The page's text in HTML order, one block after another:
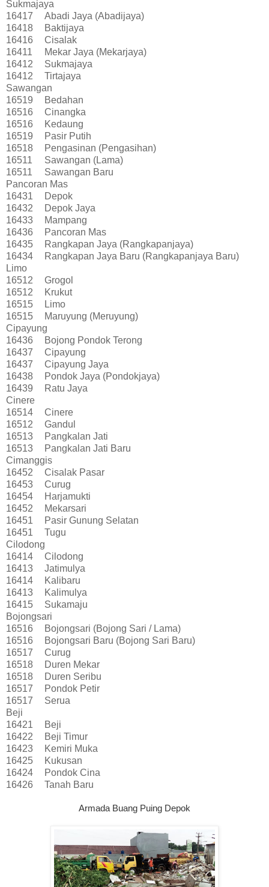
Sukmajaya
16417
Abadi Jaya (Abadijaya)
16418
Baktijaya
16416
Cisalak
16411
Mekar Jaya (Mekarjaya)
16412
Sukmajaya
16412
Tirtajaya
Sawangan
16519
Bedahan
16516
Cinangka
16516
Kedaung
16519
Pasir Putih
16518
Pengasinan (Pengasihan)
16511
Sawangan (Lama)
16511
Sawangan Baru
Pancoran Mas
16431
Depok
16432
Depok Jaya
16433
Mampang
16436
Pancoran Mas
16435
Rangkapan Jaya (Rangkapanjaya)
16434
Rangkapan Jaya Baru (Rangkapanjaya Baru)
Limo
16512
Grogol
16512
Krukut
16515
Limo
16515
Maruyung (Meruyung)
Cipayung
16436
Bojong Pondok Terong
16437
Cipayung
16437
Cipayung Jaya
16438
Pondok Jaya (Pondokjaya)
16439
Ratu Jaya
Cinere
16514
Cinere
16512
Gandul
16513
Pangkalan Jati
16513
Pangkalan Jati Baru
Cimanggis
16452
Cisalak Pasar
16453
Curug
16454
Harjamukti
16452
Mekarsari
16451
Pasir Gunung Selatan
16451
Tugu
Cilodong
16414
Cilodong
16413
Jatimulya
16414
Kalibaru
16413
Kalimulya
16415
Sukamaju
Bojongsari
16516
Bojongsari (Bojong Sari / Lama)
16516
Bojongsari Baru (Bojong Sari Baru)
16517
Curug
16518
Duren Mekar
16518
Duren Seribu
16517
Pondok Petir
16517
Serua
Beji
16421
Beji
16422
Beji Timur
16423
Kemiri Muka
16425
Kukusan
16424
Pondok Cina
16426
Tanah Baru
Armada Buang Puing Depok